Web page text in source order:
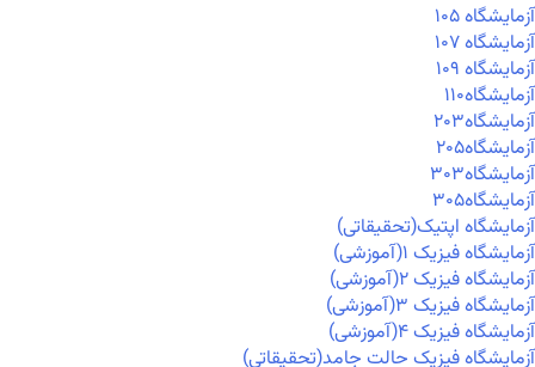
آزمايشگاه ۱۰۵
آزمايشگاه ۱۰۷
آزمايشگاه ۱۰۹
آزمايشگاه۱۱۰
آزمايشگاه۲۰۳
آزمايشگاه۲۰۵
آزمايشگاه۳۰۳
آزمايشگاه۳۰۵
آزمایشگاه اپتیک(تحقیقاتی)
آزمایشگاه فیزیک ۱(آموزشی)
آزمایشگاه فیزیک ۲(آموزشی)
آزمایشگاه فیزیک ۳(آموزشی)
آزمایشگاه فیزیک ۴(آموزشی)
آزمایشگاه فیزیک حالت جامد(تحقیقاتی)